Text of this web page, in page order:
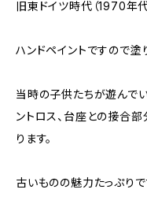
旧東ドイツ時代（1970年
ハンドペイントですので塗
当時の子供たちが遊んで
ントロス、台座との接合
ります。
古いものの魅力たっぷりで